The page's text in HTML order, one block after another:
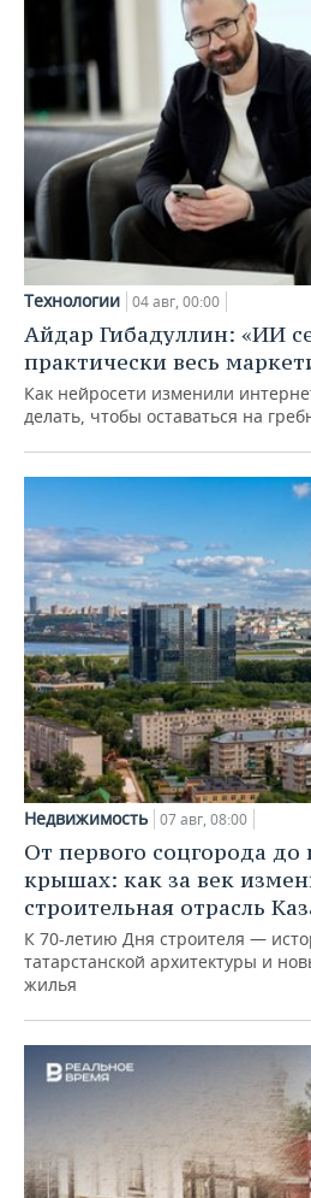
Технологии 04 авг, 00:00
Айдар Гибадуллин: «ИИ
практически весь
Как нейросети изменили
делать, чтобы оставаться на
Недвижимость 07 авг, 08:00
От первого соцгорода до
крышах: как за век
строительная отрасль
К 70-летию Дня строителя —
татарстанской архитектуры и
жилья